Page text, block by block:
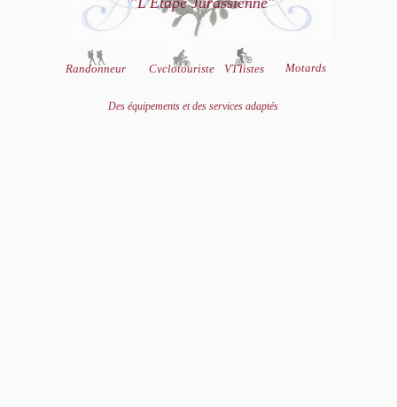
Motards
VTTistes
Cyclotouriste
Randonneur
Des équipements et des services adaptés